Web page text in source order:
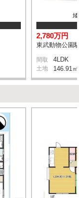
2,780万円
東武動物公園
間取 4LDK
土地 146.91㎡